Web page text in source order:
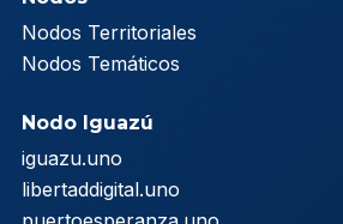
Nodos Territoriales
Nodos Temáticos
Nodo Iguazú
iguazu.uno
libertaddigital.uno